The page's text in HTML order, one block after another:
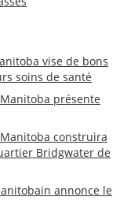
vise de bons
soins de santé
présente
construira
Bridgwater de
annonce le